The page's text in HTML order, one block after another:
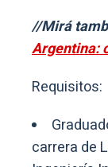
//Mirá
Argentina:
Requisitos:
carrera de